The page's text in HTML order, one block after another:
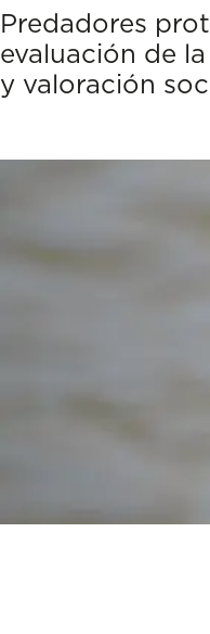
Predadores
evaluación de
y valoración